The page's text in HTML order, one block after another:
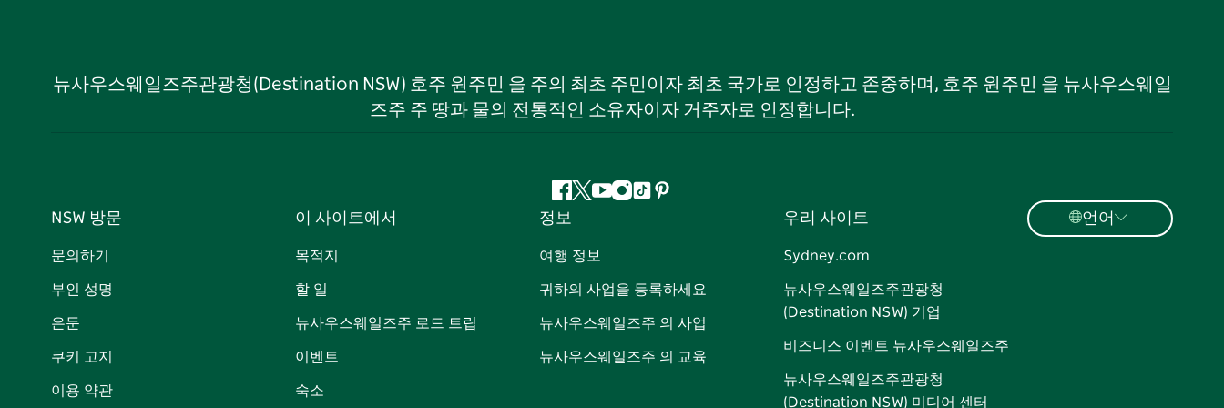
뉴사우스웨일즈주관광청(Destination NSW) 호주 원주민 을 주의 최초 주민이자 최초 국가로 인정하고 존중하며, 호주 원주민 을 뉴사우스웨일
즈주 주 땅과 물의 전통적인 소유자이자 거주자로 인정합니다.
페
이
지 유 인
램
틱
핀
트
NSW 방문
문의하기
부인 성명
은둔
쿠키 고지
이용 약관
이 사이트에서
목적지
할 일
뉴사우스웨일즈주 로드 트립
이벤트
숙소
정보
여행 정보
귀하의 사업을 등록하세요
뉴사우스웨일즈주 의 사업
뉴사우스웨일즈주 의 교육
우리 사이트
Sydney.com
뉴사우스웨일즈주관광청
(Destination NSW) 기업
비즈니스 이벤트 뉴사우스웨일즈주
뉴사우스웨일즈주관광청
(Destination NSW) 미디어 센터
언어